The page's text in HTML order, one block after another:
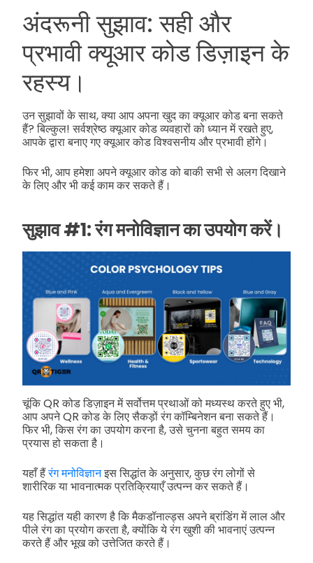
अंदरूनी सुझाव: सही और
प्रभावी क्यूआर कोड डिज़ाइन के
रहस्य।
उन सुझावों के साथ, क्या आप अपना खुद का क्यूआर कोड बना सकते
हैं? बिल्कुल! सर्वश्रेष्ठ क्यूआर कोड व्यवहारों को ध्यान में रखते हुए,
आपके द्वारा बनाए गए क्यूआर कोड विश्वसनीय और प्रभावी होंगे।
फिर भी, आप हमेशा अपने क्यूआर कोड को बाकी सभी से अलग दिखाने
के लिए और भी कई काम कर सकते हैं।
सुझाव #1: रंग मनोविज्ञान का उपयोग करें।
चूंकि QR कोड डिज़ाइन में सर्वोत्तम प्रथाओं को मध्यस्थ करते हुए भी,
आप अपने QR कोड के लिए सैकड़ों रंग कॉम्बिनेशन बना सकते हैं।
फिर भी, किस रंग का उपयोग करना है, उसे चुनना बहुत समय का
प्रयास हो सकता है।
यहाँ हैंरंग मनोविज्ञानइस सिद्धांत के अनुसार, कुछ रंग लोगों से
शारीरिक या भावनात्मक प्रतिक्रियाएँ उत्पन्न कर सकते हैं।
यह सिद्धांत यही कारण है कि मैकडॉनाल्ड्स अपने ब्रांडिंग में लाल और
पीले रंग का प्रयोग करता है, क्योंकि ये रंग खुशी की भावनाएं उत्पन्न
करते हैं और भूख को उत्तेजित करते हैं।